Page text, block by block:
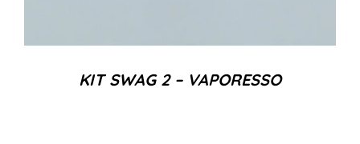
KIT SWAG 2 – VAPORESSO